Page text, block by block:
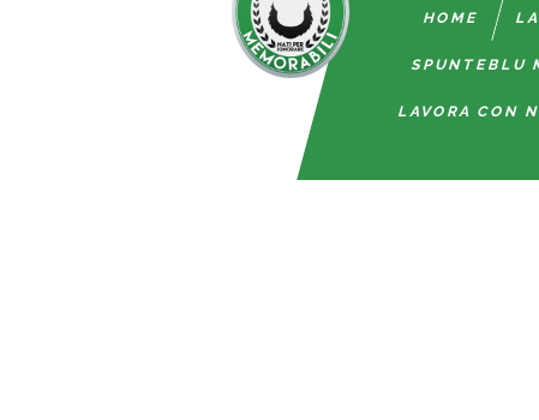
HOME
SPUNTEBLU
LAVORA CON